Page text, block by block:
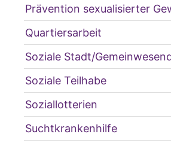
Prävention sexualisierter
Quartiersarbeit
Soziale Stadt/
Soziale Teilhabe
Soziallotterien
Suchtkrankenhilfe